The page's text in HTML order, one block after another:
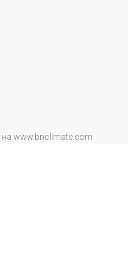
на www.bnclimate.com